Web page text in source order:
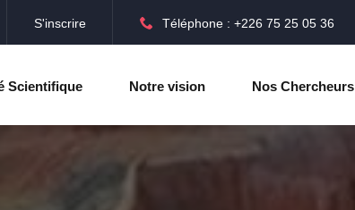
S'inscrire Téléphone : +226 75 25 05 36
Scientifique Notre vision Nos Chercheurs